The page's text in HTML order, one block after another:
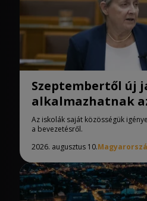
Szeptembertől új
alkalmazhatnak
iskolák
Az iskolák saját közösségük
a bevezetésről.
2026. augusztus 10.